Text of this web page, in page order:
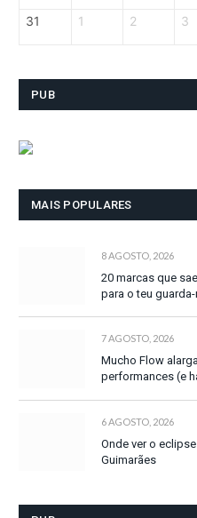
31 1 2 3
PUB
MAIS POPULARES
8 AGOSTO, 2026
20 marcas que
para o teu
7 AGOSTO, 2026
Mucho Flow
performances (e
6 AGOSTO, 2026
Onde ver o
Guimarães